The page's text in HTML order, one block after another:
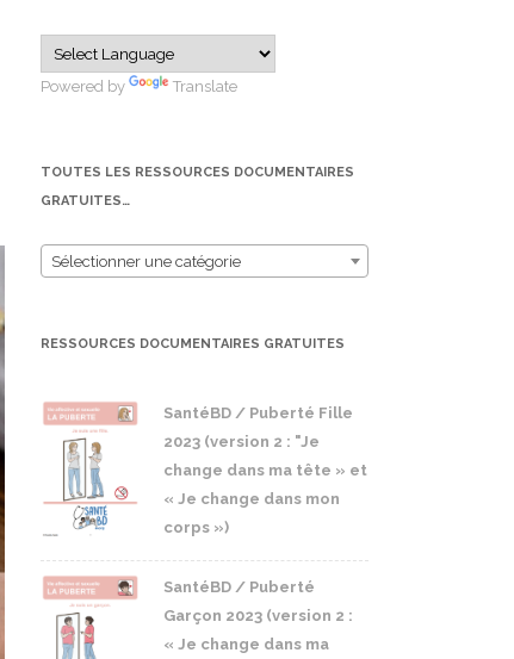
Powered by Translate
TOUTES LES RESSOURCES DOCUMENTAIRES
GRATUITES…
Sélectionner une catégorie
RESSOURCES DOCUMENTAIRES GRATUITES
SantéBD / Puberté Fille
2023 (version 2 : "Je
change dans ma tête » et
« Je change dans mon
corps »)
SantéBD / Puberté
Garçon 2023 (version 2 :
« Je change dans ma